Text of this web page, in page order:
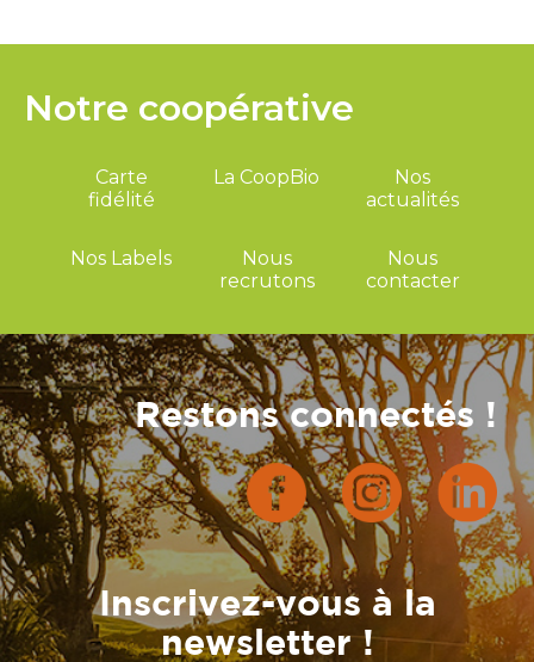
Restons connectés !
Inscrivez-vous à la
newsletter !
Notre coopérative
Carte
fidélité
La CoopBio
Nos
actualités
Nos Labels
Nous
recrutons
Nous
contacter